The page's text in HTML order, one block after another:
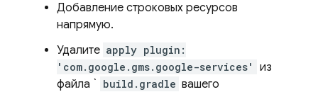
Добавление строковых ресурсов
напрямую.
Удалите apply plugin:
'com.google.gms.google-services'
из
файла ` build.gradle вашего